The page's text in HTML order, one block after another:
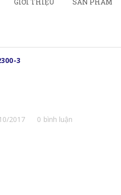
3
2017 0 bình luận